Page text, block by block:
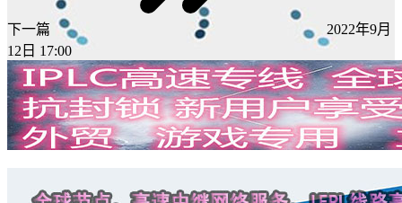
下一篇
2022年9月
12日 17:00